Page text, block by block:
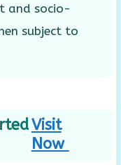
and socio-
subject to
Visit
Now